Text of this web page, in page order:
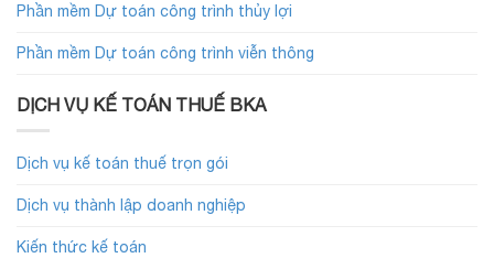
Phần mềm Dự toán công trình thủy lợi
Phần mềm Dự toán công trình viễn thông
DỊCH VỤ KẾ TOÁN THUẾ BKA
Dịch vụ kế toán thuế trọn gói
Dịch vụ thành lập doanh nghiệp
Kiến thức kế toán